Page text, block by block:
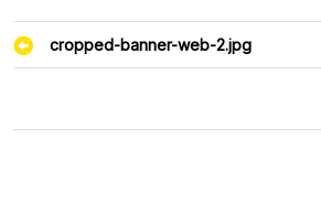
Navegación
de
cropped-banner-web-2.jpg